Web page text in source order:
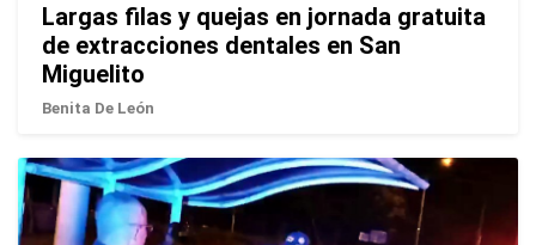
Largas filas y quejas en jornada gratuita
de extracciones dentales en San
Miguelito
Benita De León